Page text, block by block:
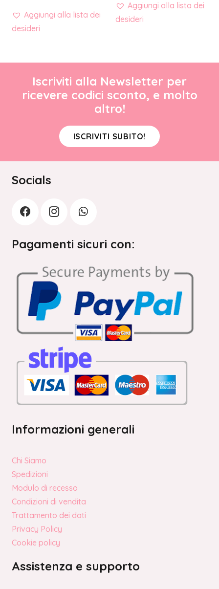
Aggiungi alla lista dei
desideri
Aggiungi alla lista dei
desideri
Iscriviti alla Newsletter per
ricevere codici sconto, e molto
altro!
ISCRIVITI SUBITO!
Socials
Pagamenti sicuri con:
Informazioni generali
Chi Siamo
Spedizioni
Modulo di recesso
Condizioni di vendita
Trattamento dei dati
Privacy Policy
Cookie policy
Assistenza e supporto